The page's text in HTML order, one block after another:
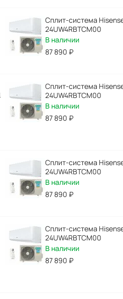
Сплит-система
24UW4RBTCM00
В наличии
87 890 ₽
Сплит-система
24UW4RBTCM00
В наличии
87 890 ₽
Сплит-система
24UW4RBTCM00
В наличии
87 890 ₽
Сплит-система
24UW4RBTCM00
В наличии
87 890 ₽